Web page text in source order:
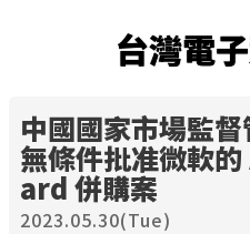
台灣電
中國國家市場監
無條件批准微軟
ard 併購案
2023.05.30(Tue)